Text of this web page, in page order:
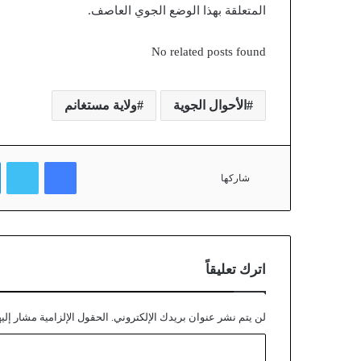
المتعلقة بهذا الوضع الجوي العاصف.
No related posts found
الأحوال الجوية ولاية مستغانم
شاركها
فيسبوك تويتر
اترك تعليقاً
لن يتم نشر عنوان بريدك الإلكتروني. الحقول الإلزامية مشار